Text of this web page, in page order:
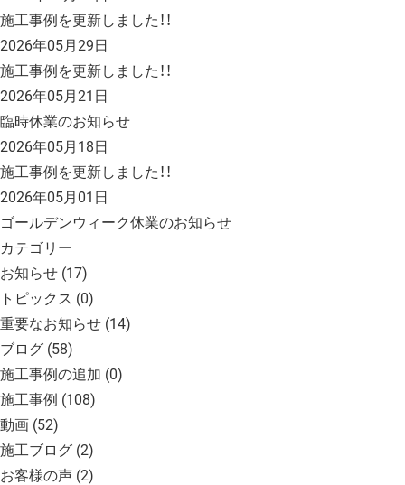
施工事例を更新しました！！
2026年05月29日
施工事例を更新しました！！
2026年05月21日
臨時休業のお知らせ
2026年05月18日
施工事例を更新しました！！
2026年05月01日
ゴールデンウィーク休業のお知らせ
カテゴリー
お知らせ (17)
トピックス (0)
重要なお知らせ (14)
ブログ (58)
施工事例の追加 (0)
施工事例 (108)
動画 (52)
施工ブログ (2)
お客様の声 (2)